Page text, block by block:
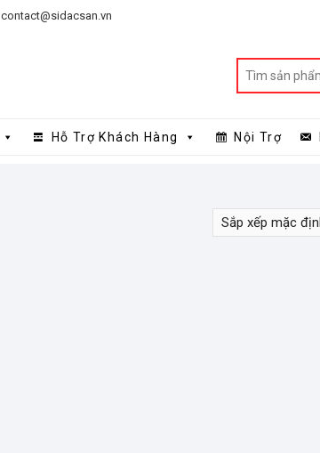
contact@sidacsan.vn
Hỗ Trợ Khách Hàng Nội Trợ